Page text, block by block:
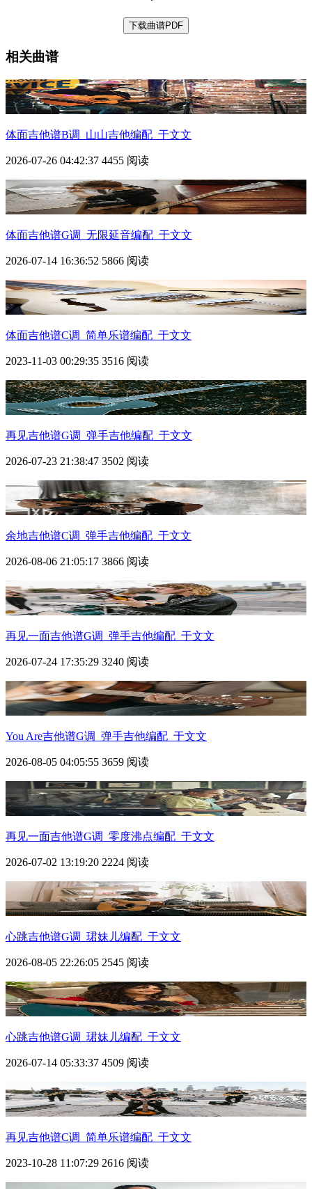
下载曲谱PDF
相关曲谱
体面吉他谱B调_山山吉他编配_于文文
2026-07-26 04:42:37 4455 阅读
体面吉他谱G调_无限延音编配_于文文
2026-07-14 16:36:52 5866 阅读
体面吉他谱C调_简单乐谱编配_于文文
2023-11-03 00:29:35 3516 阅读
再见吉他谱G调_弹手吉他编配_于文文
2026-07-23 21:38:47 3502 阅读
余地吉他谱C调_弹手吉他编配_于文文
2026-08-06 21:05:17 3866 阅读
再见一面吉他谱G调_弹手吉他编配_于文文
2026-07-24 17:35:29 3240 阅读
You Are吉他谱G调_弹手吉他编配_于文文
2026-08-05 04:05:55 3659 阅读
再见一面吉他谱G调_零度沸点编配_于文文
2026-07-02 13:19:20 2224 阅读
心跳吉他谱G调_珺妹儿编配_于文文
2026-08-05 22:26:05 2545 阅读
心跳吉他谱G调_珺妹儿编配_于文文
2026-07-14 05:33:37 4509 阅读
再见吉他谱C调_简单乐谱编配_于文文
2023-10-28 11:07:29 2616 阅读